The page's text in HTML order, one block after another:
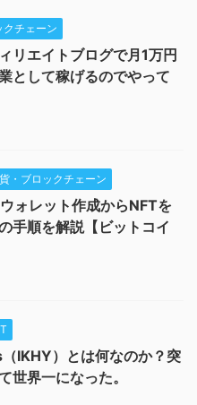
チェーン
リエイトブログで月1万円
として稼げるのでやって
・ブロックチェーン
ォレット作成からNFTを
手順を解説【ビットコイ
IKHY）とは何なのか？突
世界一になった。